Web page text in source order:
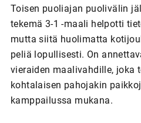
Toisen puoliajan puolivälin
tekemä 3-1 -maali helpotti
mutta siitä huolimatta
peliä lopullisesti. On
vieraiden maalivahdille, joka
kohtalaisen pahojakin
kamppailussa mukana.